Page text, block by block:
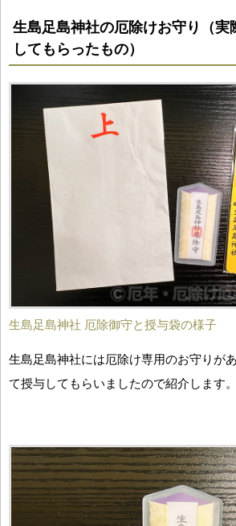
生島足島神社の厄除けお守り（実
してもらったもの）
生島足島神社 厄除御守と授与袋の様子
生島足島神社には厄除け専用のお守りが
て授与してもらいましたので紹介します。